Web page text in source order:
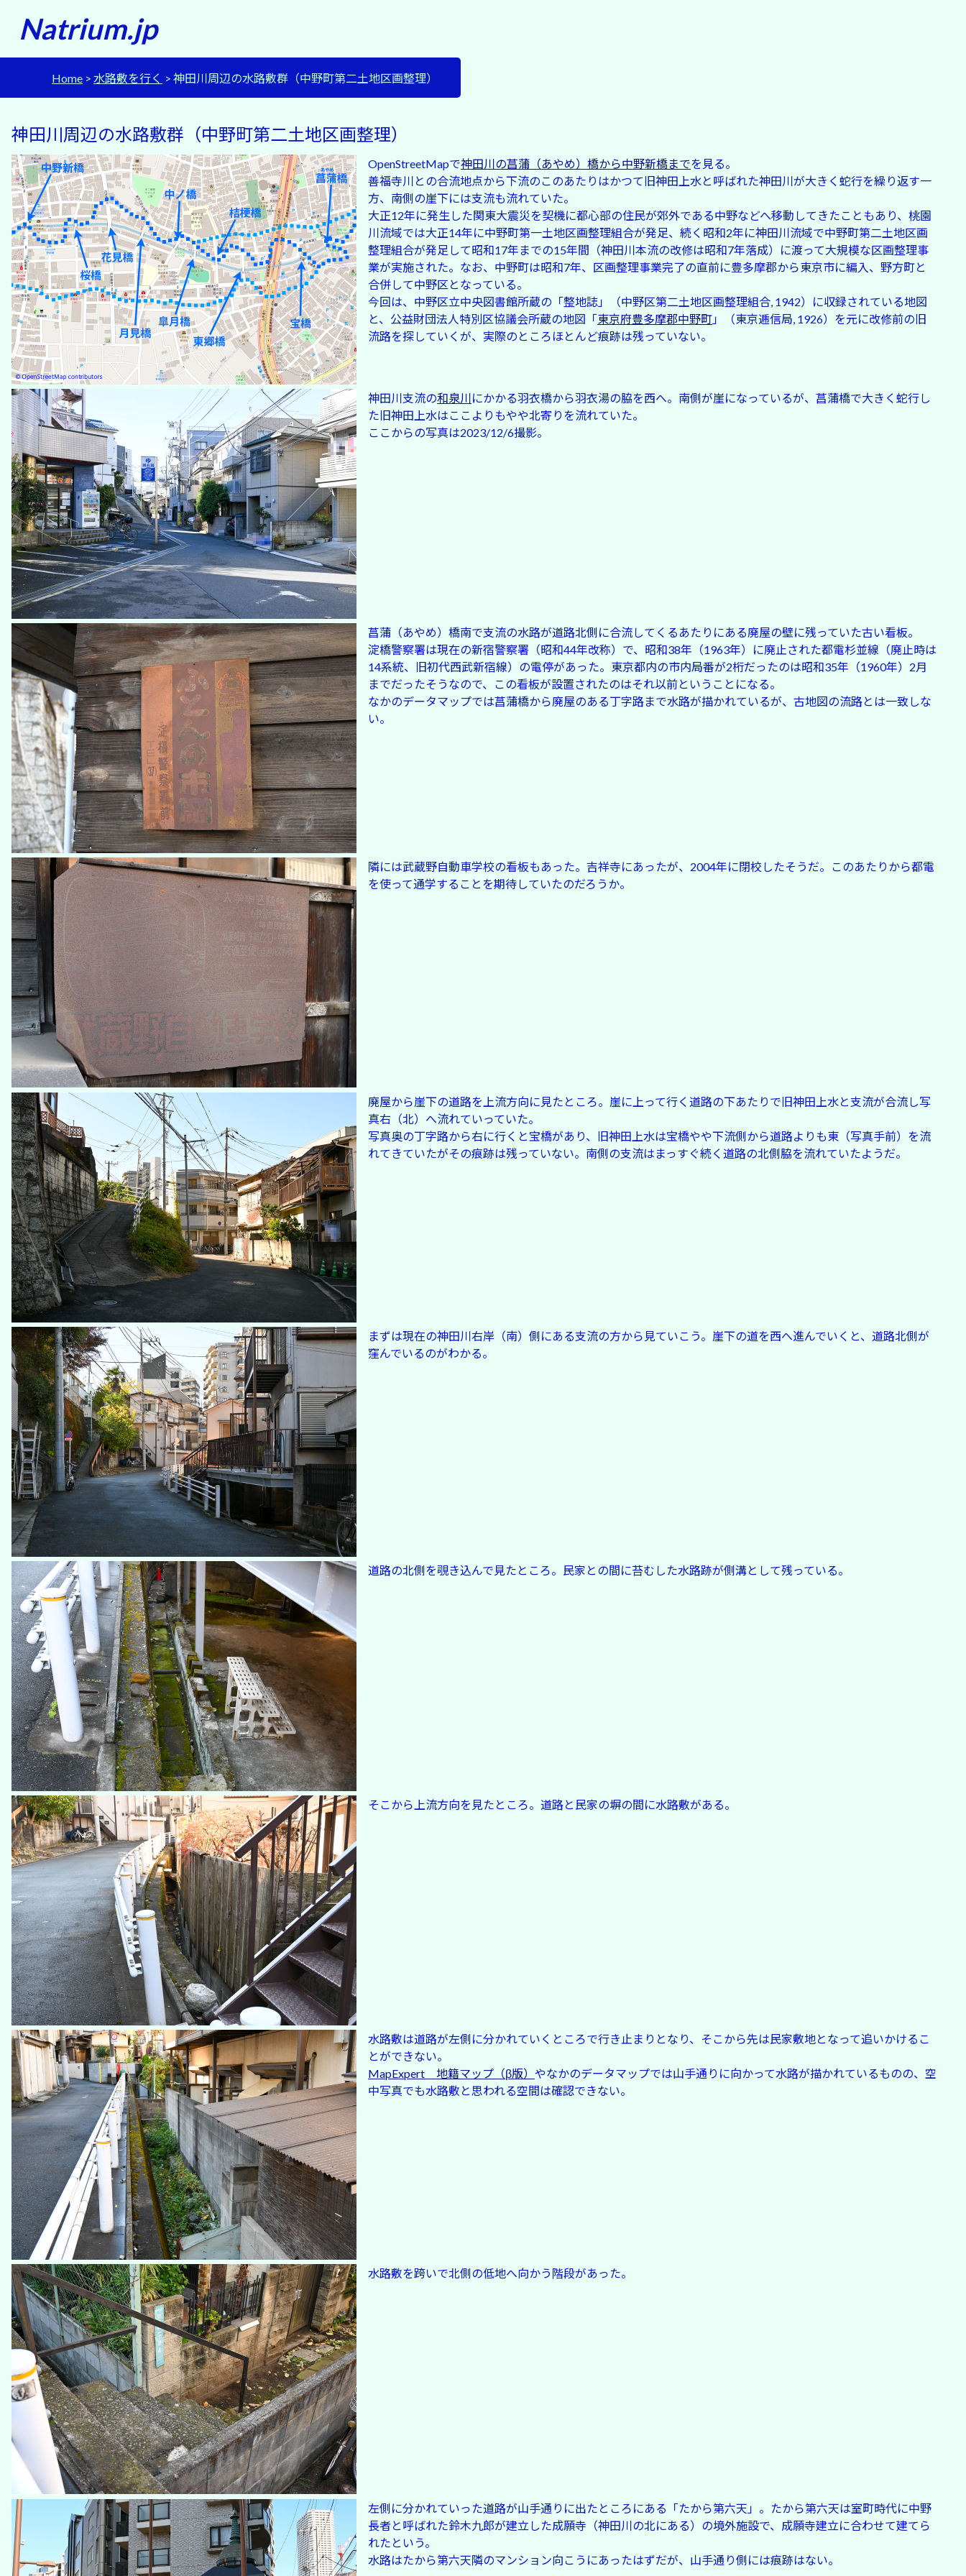
Natrium.jp
Home 水路敷を行く 神田川周辺の水路敷群（中野町第二土地区画整理）
神田川周辺の水路敷群（中野町第二土地区画整理）
OpenStreetMapで神田川の菖蒲（あやめ）橋から中野新橋までを見る。
善福寺川との合流地点から下流のこのあたりはかつて旧神田上水と呼ばれた神田川が大きく蛇行を繰り返す一
方、南側の崖下には支流も流れていた。
大正12年に発生した関東大震災を契機に都心部の住民が郊外である中野などへ移動してきたこともあり、桃園
川流域では大正14年に中野町第一土地区画整理組合が発足、続く昭和2年に神田川流域で中野町第二土地区画
整理組合が発足して昭和17年までの15年間（神田川本流の改修は昭和7年落成）に渡って大規模な区画整理事
業が実施された。なお、中野町は昭和7年、区画整理事業完了の直前に豊多摩郡から東京市に編入、野方町と
合併して中野区となっている。
今回は、中野区立中央図書館所蔵の「整地誌」（中野区第二土地区画整理組合, 1942）に収録されている地図
と、公益財団法人特別区協議会所蔵の地図「東京府豊多摩郡中野町 」（東京逓信局, 1926）を元に改修前の旧
流路を探していくが、実際のところほとんど痕跡は残っていない。
神田川支流の和泉川にかかる羽衣橋から羽衣湯の脇を西へ。南側が崖になっているが、菖蒲橋で大きく蛇行し
た旧神田上水はここよりもやや北寄りを流れていた。
ここからの写真は2023/12/6撮影。
菖蒲（あやめ）橋南で支流の水路が道路北側に合流してくるあたりにある廃屋の壁に残っていた古い看板。
淀橋警察署は現在の新宿警察署（昭和44年改称）で、昭和38年（1963年）に廃止された都電杉並線（廃止時は
14系統、旧初代西武新宿線）の電停があった。東京都内の市内局番が2桁だったのは昭和35年（1960年）2月
までだったそうなので、この看板が設置されたのはそれ以前ということになる。
なかのデータマップでは菖蒲橋から廃屋のある丁字路まで水路が描かれているが、古地図の流路とは一致しな
い。
隣には武蔵野自動車学校の看板もあった。吉祥寺にあったが、2004年に閉校したそうだ。このあたりから都電
を使って通学することを期待していたのだろうか。
廃屋から崖下の道路を上流方向に見たところ。崖に上って行く道路の下あたりで旧神田上水と支流が合流し写
真右（北）へ流れていっていた。
写真奥の丁字路から右に行くと宝橋があり、旧神田上水は宝橋やや下流側から道路よりも東（写真手前）を流
れてきていたがその痕跡は残っていない。南側の支流はまっすぐ続く道路の北側脇を流れていたようだ。
まずは現在の神田川右岸（南）側にある支流の方から見ていこう。崖下の道を西へ進んでいくと、道路北側が
窪んでいるのがわかる。
道路の北側を覗き込んで見たところ。民家との間に苔むした水路跡が側溝として残っている。
そこから上流方向を見たところ。道路と民家の塀の間に水路敷がある。
水路敷は道路が左側に分かれていくところで行き止まりとなり、そこから先は民家敷地となって追いかけるこ
とができない。
MapExpert 地籍マップ（β版） やなかのデータマップでは山手通りに向かって水路が描かれているものの、空
中写真でも水路敷と思われる空間は確認できない。
水路敷を跨いで北側の低地へ向かう階段があった。
左側に分かれていった道路が山手通りに出たところにある「たから第六天」。たから第六天は室町時代に中野
長者と呼ばれた鈴木九郎が建立した成願寺（神田川の北にある）の境外施設で、成願寺建立に合わせて建てら
れたという。
水路はたから第六天隣のマンション向こうにあったはずだが、山手通り側には痕跡はない。